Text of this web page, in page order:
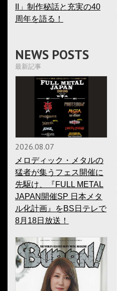
II」制作秘話と充実の40
周年を語る！
NEWS POSTS
最新記事
2026.08.07
メロディック・メタルの
猛者が集うフェス開催に
先駆け、『FULL METAL
JAPAN開催SP 日本メタ
ル化計画』をBS日テレで
8月18日放送！